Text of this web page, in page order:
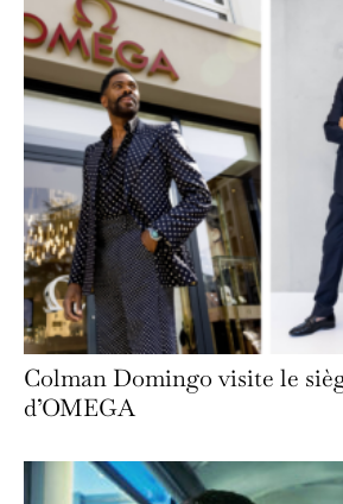
Colman Domingo visite le
d’OMEGA